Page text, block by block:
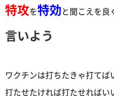
特攻を特効と聞こえを良
言いよう
ワクチンは打ちたきゃ打てば
打たせたければ打たせれば